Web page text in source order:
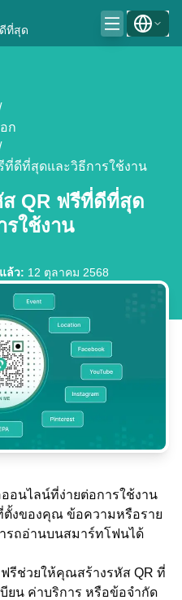
ที่สุด
ก
ที่ดีที่สุดและวิธีการใช้งาน
ส QR ฟรีที่ดีที่สุด
รใช้งาน
ล้ว: 12 ตุลาคม 2568
อนไลน์ที่ง่ายต่อการใช้งาน
งของคุณ ข้อความหรือราย
รถอ่านบนสมาร์ทโฟนได้
รีช่วยให้คุณสร้างรหัส QR ที่
ยน ค่าบริการ หรือข้อจำกัด